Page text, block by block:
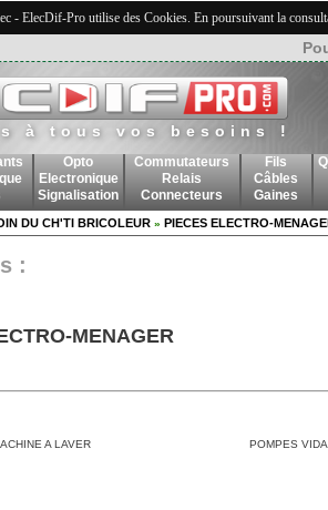
- ElecDif-Pro utilise des Cookies. En poursuivant la
à tous vos besoins !
Opto
Electronique
Signalisation
Commutateurs
Relais
Connecteurs
Fils
Câbles
Gaines
DU CH'TI BRICOLEUR » PIECES ELECTRO-
:
MENAGER
A LAVER POMPES